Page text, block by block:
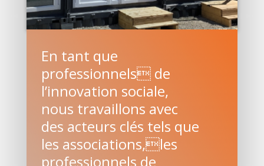
En tant que
professionnels de
l’innovation sociale,
nous travaillons avec
des acteurs clés tels que
les associations,les
professionnels de